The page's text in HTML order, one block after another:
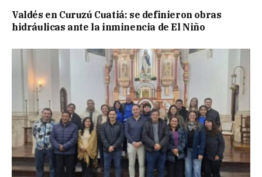
Valdés en Curuzú Cuatiá: se definieron obras
hidráulicas ante la inminencia de El Niño